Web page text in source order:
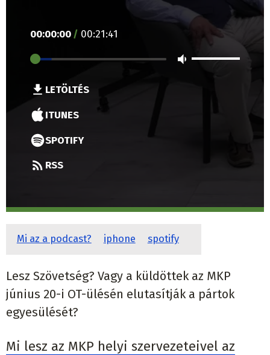
00:00:00 / 00:21:41
LETÖLTÉS
ITUNES
SPOTIFY
RSS
Mi az a podcast? iphone spotify
Lesz Szövetség? Vagy a küldöttek az MKP
június 20-i OT-ülésén elutasítják a pártok
egyesülését?
Mi lesz az MKP helyi szervezeteivel az